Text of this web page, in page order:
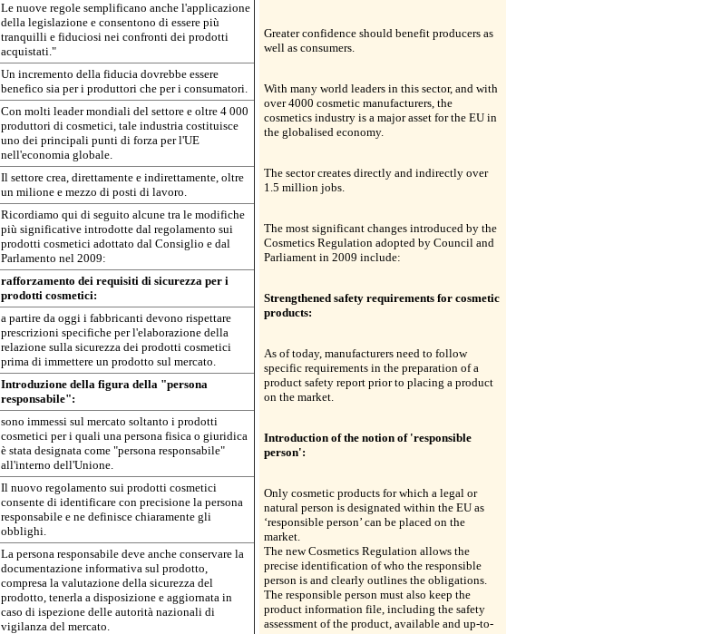
Le nuove regole semplificano anche l'applicazione
della legislazione e consentono di essere più
tranquilli e fiduciosi nei confronti dei prodotti
acquistati."
Un incremento della fiducia dovrebbe essere
benefico sia per i produttori che per i consumatori.
Con molti leader mondiali del settore e oltre 4 000
produttori di cosmetici, tale industria costituisce
uno dei principali punti di forza per l'UE
nell'economia globale.
Il settore crea, direttamente e indirettamente, oltre
un milione e mezzo di posti di lavoro.
Ricordiamo qui di seguito alcune tra le modifiche
più significative introdotte dal regolamento sui
prodotti cosmetici adottato dal Consiglio e dal
Parlamento nel 2009:
rafforzamento dei requisiti di sicurezza per i
prodotti cosmetici:
a partire da oggi i fabbricanti devono rispettare
prescrizioni specifiche per l'elaborazione della
relazione sulla sicurezza dei prodotti cosmetici
prima di immettere un prodotto sul mercato.
Introduzione della figura della "persona
responsabile":
sono immessi sul mercato soltanto i prodotti
cosmetici per i quali una persona fisica o giuridica
è stata designata come "persona responsabile"
all'interno dell'Unione.
Il nuovo regolamento sui prodotti cosmetici
consente di identificare con precisione la persona
responsabile e ne definisce chiaramente gli
obblighi.
La persona responsabile deve anche conservare la
documentazione informativa sul prodotto,
compresa la valutazione della sicurezza del
prodotto, tenerla a disposizione e aggiornata in
caso di ispezione delle autorità nazionali di
vigilanza del mercato.
Greater confidence should benefit producers as
well as consumers.
With many world leaders in this sector, and with
over 4000 cosmetic manufacturers, the
cosmetics industry is a major asset for the EU in
the globalised economy.
The sector creates directly and indirectly over
1.5 million jobs.
The most significant changes introduced by the
Cosmetics Regulation adopted by Council and
Parliament in 2009 include:
Strengthened safety requirements for cosmetic
products:
As of today, manufacturers need to follow
specific requirements in the preparation of a
product safety report prior to placing a product
on the market.
Introduction of the notion of 'responsible
person':
Only cosmetic products for which a legal or
natural person is designated within the EU as
‘responsible person’ can be placed on the
market.
The new Cosmetics Regulation allows the
precise identification of who the responsible
person is and clearly outlines the obligations.
The responsible person must also keep the
product information file, including the safety
assessment of the product, available and up-to-